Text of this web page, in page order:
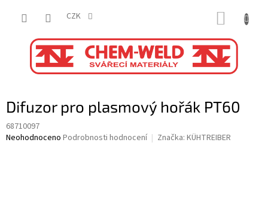
CZK
Difuzor pro plasmový hořák PT60
68710097
Průměrné
Neohodnoceno Podrobnosti hodnocení Značka: KÜHTREIBER